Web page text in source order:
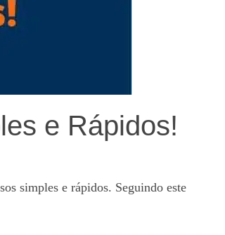
e Rápidos!
simples e rápidos. Seguindo este